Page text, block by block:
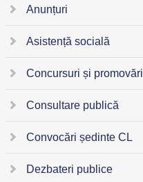
Anunțuri
Asistență socială
Concursuri și promovări
Consultare publică
Convocări ședinte CL
Dezbateri publice